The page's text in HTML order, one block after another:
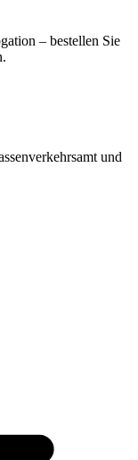
– bestellen Sie
und